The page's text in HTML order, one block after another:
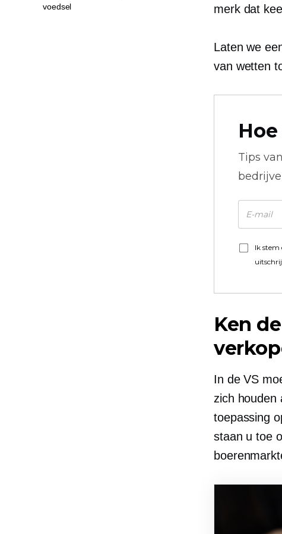
merk dat
Laten we
van wetten
Tips van
Ik
Ken
In de VS
zich houden
toepassing
staan ​​u toe
voedsel